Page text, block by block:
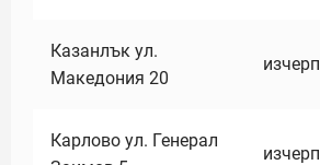
Казанлък ул.
Македония 20
Карлово ул. Генерал